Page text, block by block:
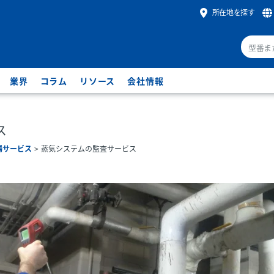
所在地を探す
業界 コラム リソース 会社情報
サービス 蒸気システムの監査サービス